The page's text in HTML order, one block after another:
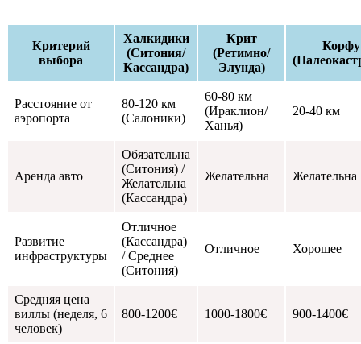
Критерий
выбора
Халкидики
(Ситония/
Кассандра)
Крит
(Ретимно/
Элунда)
Корфу
Расстояние от
аэропорта
80-120 км
(Салоники)
60-80 км
(Ираклион/
Ханья)
20-40 км
Аренда авто
Обязательна
(Ситония) /
Желательна
(Кассандра)
Желательна Желательна
Развитие
инфраструктуры
Отличное
(Кассандра)
/ Среднее
(Ситония)
Отличное Хорошее
Средняя цена
виллы (неделя, 6
человек)
800-1200€ 1000-1800€ 900-1400€